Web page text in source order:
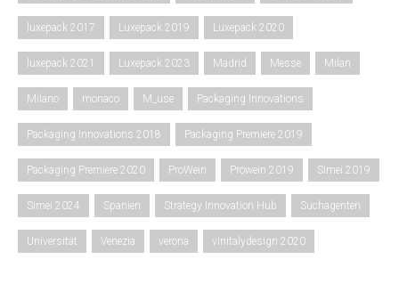
luxepack 2017 Luxepack 2019 Luxepack 2020
luxepack 2021 Luxepack 2023 Madrid Messe Milan
Milano monaco M_use Packaging Innovations
Packaging Innovations 2018 Packaging Premiere 2019
Packaging Premiere 2020 ProWein Prowein 2019 Simei 2019
Simei 2024 Spanien Strategy Innovation Hub Suchagenten
Universität Venezia verona vinitalydesign 2020